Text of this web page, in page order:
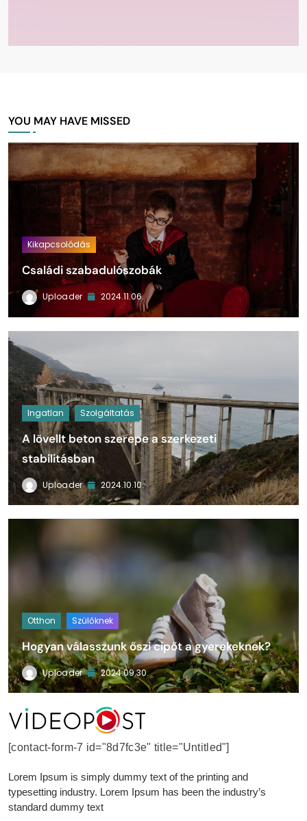
YOU MAY HAVE MISSED
Kikapcsolódás
Családi szabadulószobák
Uploader 2024.11.06.
Ingatlan Szolgáltatás
A lövellt beton szerepe a szerkezeti
stabilitásban
Uploader 2024.10.10.
Otthon Szülőknek
Hogyan válasszunk őszi cipőt a gyerekeknek?
Uploader 2024.09.30.
VideoPost
[contact-form-7 id="8d7fc3e" title="Untitled"]
Lorem Ipsum is simply dummy text of the printing and
typesetting industry. Lorem Ipsum has been the industry’s
standard dummy text